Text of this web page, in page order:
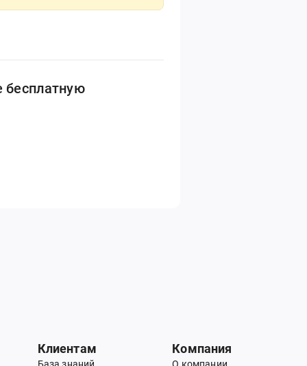
бесплатную
Клиентам Компания